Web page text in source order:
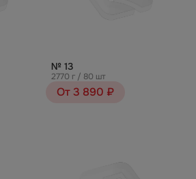
№ 13
2770 г / 80 шт
От 3 890 ₽